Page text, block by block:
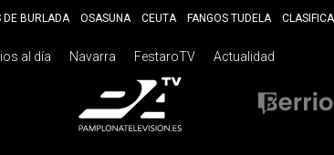
DE BURLADA OSASUNA CEUTA FANGOS TUDELA
al día Navarra FestaroTV Actualidad